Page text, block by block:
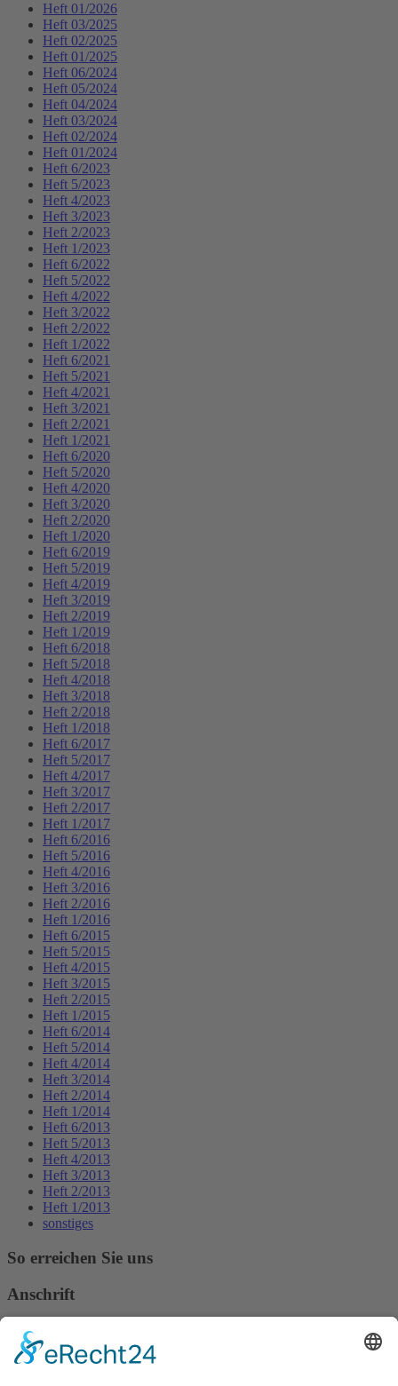
Heft 01/2026
Heft 03/2025
Heft 02/2025
Heft 01/2025
Heft 06/2024
Heft 05/2024
Heft 04/2024
Heft 03/2024
Heft 02/2024
Heft 01/2024
Heft 6/2023
Heft 5/2023
Heft 4/2023
Heft 3/2023
Heft 2/2023
Heft 1/2023
Heft 6/2022
Heft 5/2022
Heft 4/2022
Heft 3/2022
Heft 2/2022
Heft 1/2022
Heft 6/2021
Heft 5/2021
Heft 4/2021
Heft 3/2021
Heft 2/2021
Heft 1/2021
Heft 6/2020
Heft 5/2020
Heft 4/2020
Heft 3/2020
Heft 2/2020
Heft 1/2020
Heft 6/2019
Heft 5/2019
Heft 4/2019
Heft 3/2019
Heft 2/2019
Heft 1/2019
Heft 6/2018
Heft 5/2018
Heft 4/2018
Heft 3/2018
Heft 2/2018
Heft 1/2018
Heft 6/2017
Heft 5/2017
Heft 4/2017
Heft 3/2017
Heft 2/2017
Heft 1/2017
Heft 6/2016
Heft 5/2016
Heft 4/2016
Heft 3/2016
Heft 2/2016
Heft 1/2016
Heft 6/2015
Heft 5/2015
Heft 4/2015
Heft 3/2015
Heft 2/2015
Heft 1/2015
Heft 6/2014
Heft 5/2014
Heft 4/2014
Heft 3/2014
Heft 2/2014
Heft 1/2014
Heft 6/2013
Heft 5/2013
Heft 4/2013
Heft 3/2013
Heft 2/2013
Heft 1/2013
sonstiges
So erreichen Sie uns
Anschrift
Verband Deutscher Tierheilpraktiker e.V.
Verbandsverwaltung
Am Rosenbraken 12